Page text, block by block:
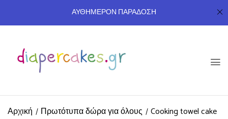
ΑΥΘΗΜΕΡΟΝ ΠΑΡΑΔΟΣΗ
Αρχική Πρωτότυπα δώρα για όλους Cooking towel cake